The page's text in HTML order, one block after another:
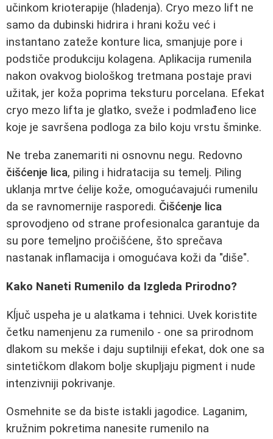
učinkom krioterapije (hladenja). Cryo mezo lift ne
samo da dubinski hidrira i hrani kožu već i
instantano zateže konture lica, smanjuje pore i
podstiče produkciju kolagena. Aplikacija rumenila
nakon ovakvog biološkog tretmana postaje pravi
užitak, jer koža poprima teksturu porcelana. Efekat
cryo mezo lifta je glatko, sveže i podmlađeno lice
koje je savršena podloga za bilo koju vrstu šminke.
Ne treba zanemariti ni osnovnu negu. Redovno
čišćenje lica, piling i hidratacija su temelj. Piling
uklanja mrtve ćelije kože, omogućavajući rumenilu
da se ravnomernije rasporedi. Čišćenje lica
sprovodjeno od strane profesionalca garantuje da
su pore temeljno pročišćene, što sprečava
nastanak inflamacija i omogućava koži da "diše".
Kako Naneti Rumenilo da Izgleda Prirodno?
Kĺjuč uspeha je u alatkama i tehnici. Uvek koristite
četku namenjenu za rumenilo - one sa prirodnom
dlakom su mekše i daju suptilniji efekat, dok one sa
sintetičkom dlakom bolje skupljaju pigment i nude
intenzivniji pokrivanje.
Osmehnite se da biste istakli jagodice. Laganim,
kružnim pokretima nanesite rumenilo na